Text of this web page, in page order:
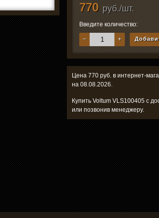
770 руб./шт.
Введите количество:
− +
Цена 770 руб. в интернет-
на 08.08.2026.
Купить Voltum VLS100405 с
или позвонив менеджеру.